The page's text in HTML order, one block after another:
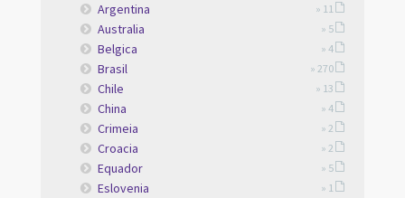
Argentina » 11
Australia » 5
Belgica » 4
Brasil » 270
Chile » 13
China » 4
Crimeia » 2
Croacia » 2
Equador » 5
Eslovenia » 1